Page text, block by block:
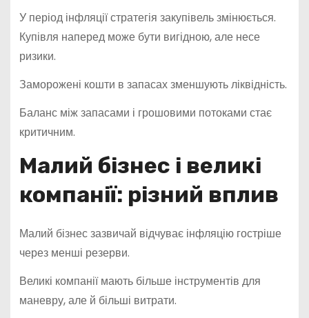
У період інфляції стратегія закупівель змінюється.
Купівля наперед може бути вигідною, але несе
ризики.
Заморожені кошти в запасах зменшують ліквідність.
Баланс між запасами і грошовими потоками стає
критичним.
Малий бізнес і великі
компанії: різний вплив
Малий бізнес зазвичай відчуває інфляцію гостріше
через менші резерви.
Великі компанії мають більше інструментів для
маневру, але й більші витрати.